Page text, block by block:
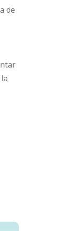
de